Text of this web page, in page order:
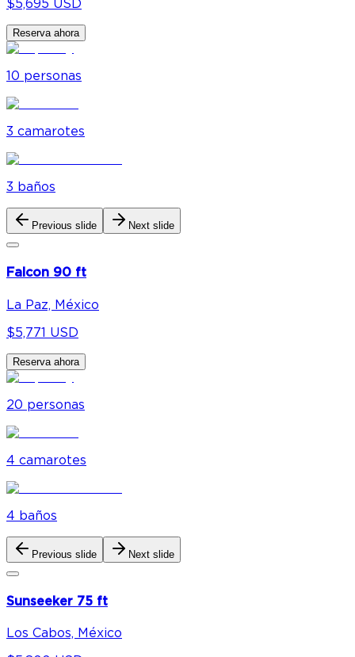
$5,695 USD
Reserva ahora
10 personas
3 camarotes
3 baños
Previous slide Next slide
Falcon 90 ft
La Paz, México
$5,771 USD
Reserva ahora
20 personas
4 camarotes
4 baños
Previous slide Next slide
Sunseeker 75 ft
Los Cabos, México